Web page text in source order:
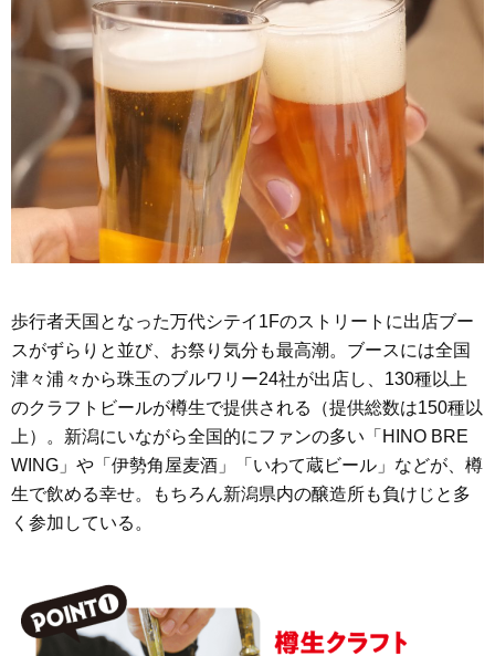
歩行者天国となった万代シテイ1Fのストリートに出店ブー
スがずらりと並び、お祭り気分も最高潮。ブースには全国
津々浦々から珠玉のブルワリー24社が出店し、130種以上
のクラフトビールが樽生で提供される（提供総数は150種以
上）。新潟にいながら全国的にファンの多い「HINO BRE
WING」や「伊勢角屋麦酒」「いわて蔵ビール」などが、樽
生で飲める幸せ。もちろん新潟県内の醸造所も負けじと多
く参加している。